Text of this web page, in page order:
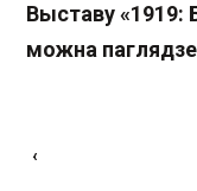
Выставу «1919:
можна
‹